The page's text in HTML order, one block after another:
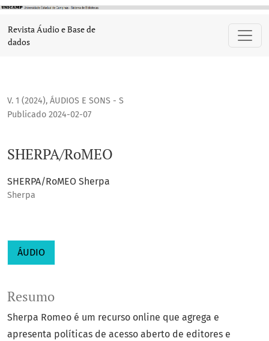
Revista Áudio e Base de
dados
V. 1 (2024), ÁUDIOS E SONS - S
SHERPA/RoMEO
Publicado 2024-02-07
SHERPA/RoMEO Sherpa
Sherpa
ÁUDIO
Resumo
Sherpa Romeo é um recurso online que agrega e
apresenta políticas de acesso aberto de editores e